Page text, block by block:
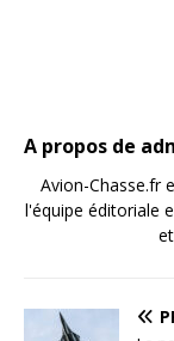
A propos de
Avion-Chasse.fr
l'équipe éditoriale